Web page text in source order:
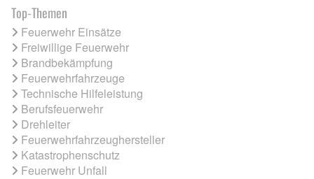
Top-Themen
Feuerwehr Einsätze
Freiwillige Feuerwehr
Brandbekämpfung
Feuerwehrfahrzeuge
Technische Hilfeleistung
Berufsfeuerwehr
Drehleiter
Feuerwehrfahrzeughersteller
Katastrophenschutz
Feuerwehr Unfall